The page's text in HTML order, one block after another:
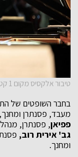
טיבור אלקסיס מקום 1 קטגוריה 12-15 | קרדיט: רמי זרנגר
בחבר השופטים של
מעבד, פסנתרן ומחנך,
פפיאן, פסנתרן,
גב' אירית רוב,
ומחנך.